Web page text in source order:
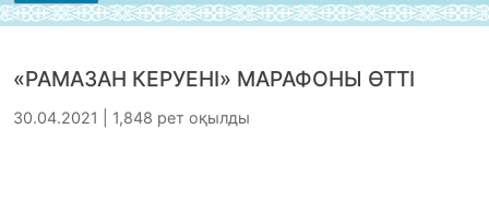
«РАМАЗАН КЕРУЕНІ» МАРАФОНЫ ӨТТІ
30.04.2021 | 1,848 рет оқылды